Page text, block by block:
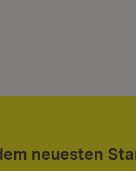
neuesten